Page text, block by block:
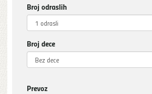
Broj odraslih
Broj dece
Prevoz